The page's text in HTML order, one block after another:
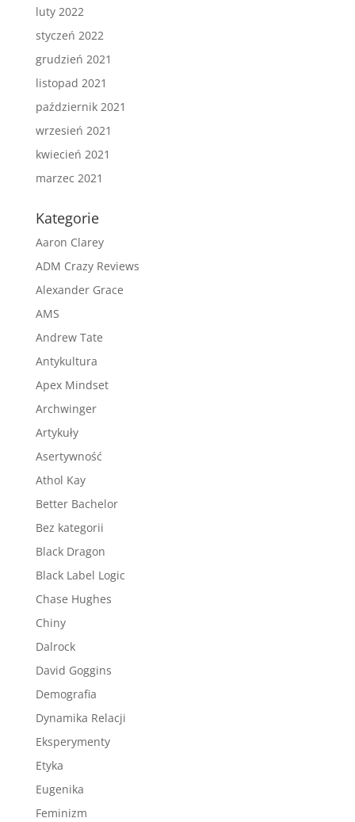
luty 2022
styczeń 2022
grudzień 2021
listopad 2021
październik 2021
wrzesień 2021
kwiecień 2021
marzec 2021
Kategorie
Aaron Clarey
ADM Crazy Reviews
Alexander Grace
AMS
Andrew Tate
Antykultura
Apex Mindset
Archwinger
Artykuły
Asertywność
Athol Kay
Better Bachelor
Bez kategorii
Black Dragon
Black Label Logic
Chase Hughes
Chiny
Dalrock
David Goggins
Demografia
Dynamika Relacji
Eksperymenty
Etyka
Eugenika
Feminizm